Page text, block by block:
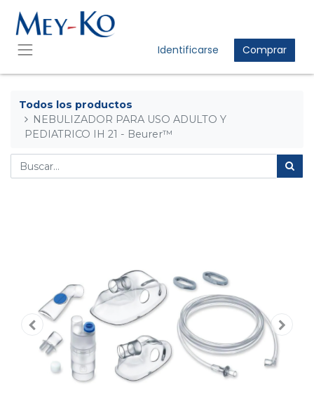
Identificarse Comprar
Todos los productos
NEBULIZADOR PARA USO ADULTO Y
PEDIATRICO IH 21 - Beurer™